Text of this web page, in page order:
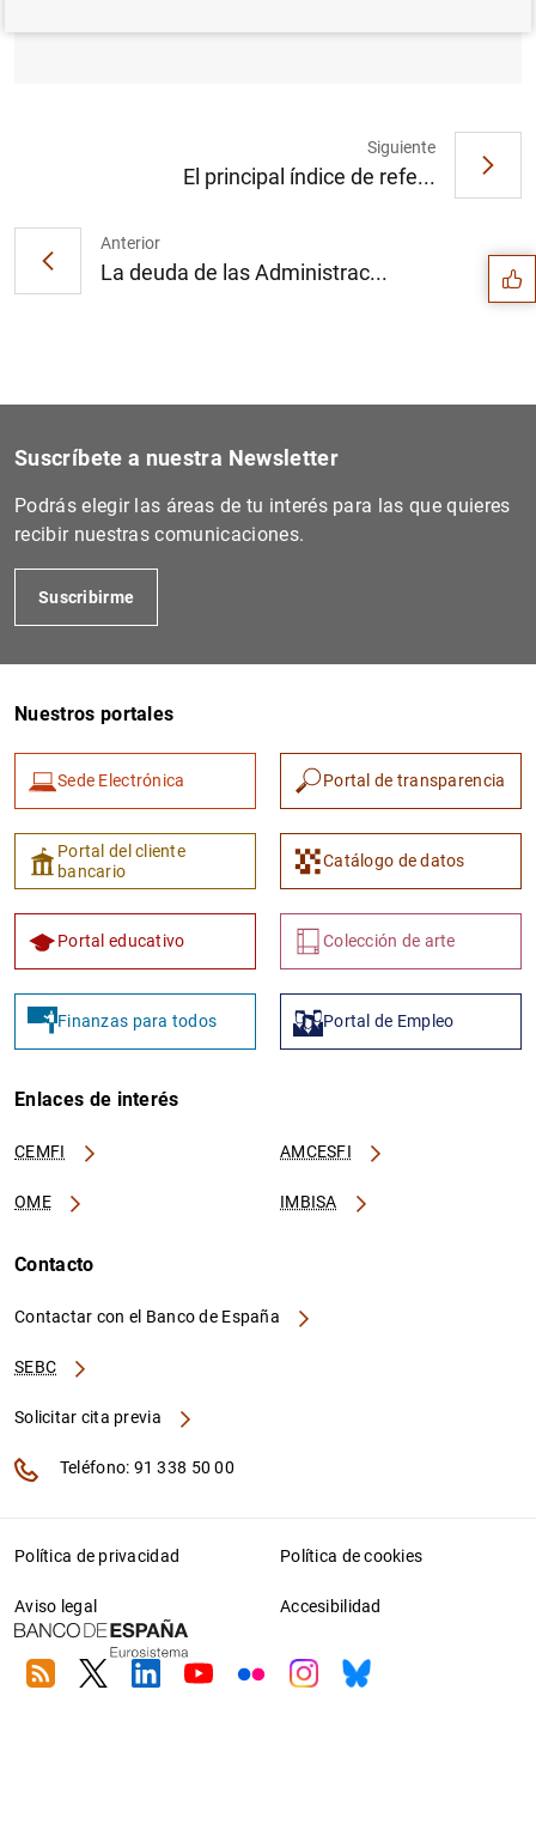
Anterior
La deuda de las Administrac...
Siguiente
El principal índice de refe... Sugerencias
Suscríbete a nuestra Newsletter
Podrás elegir las áreas de tu interés para las que quieres
recibir nuestras comunicaciones.
Suscribirme
Nuestros portales
Sede Electrónica Portal de transparencia
Portal del cliente
bancario
Catálogo de datos
Portal educativo Colección de arte
Finanzas para todos Portal de Empleo
Enlaces de interés
CEMFI AMCESFI
OME IMBISA
Contacto
Contactar con el Banco de España
SEBC
Solicitar cita previa
Teléfono: 91 338 50 00
Política de privacidad Política de cookies
Aviso legal Accesibilidad
RSS TwitterLinkedin
YoutubeFlickrInstagram
Bluesky